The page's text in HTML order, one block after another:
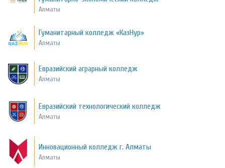
Алматы
Гуманитарный колледж «КазНур»
Алматы
Евразийский аграрный колледж
Алматы
Евразийский технологический колледж
Алматы
Инновационный колледж г. Алматы
Алматы